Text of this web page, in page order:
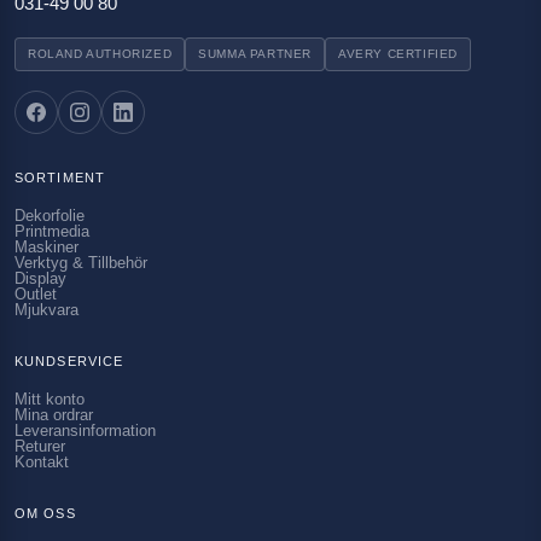
ROLAND AUTHORIZED SUMMA PARTNER AVERY CERTIFIED
SORTIMENT
Dekorfolie
Printmedia
Maskiner
Verktyg & Tillbehör
Display
Outlet
Mjukvara
KUNDSERVICE
Mitt konto
Mina ordrar
Leveransinformation
Returer
Kontakt
OM OSS